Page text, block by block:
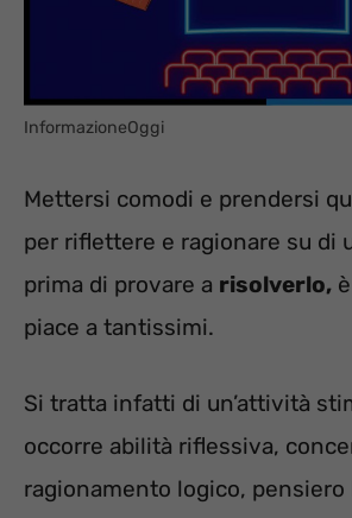
InformazioneOggi
Mettersi comodi e prendersi
per riflettere e ragionare su di
prima di provare a risolverlo,
piace a tantissimi.
Si tratta infatti di un’attività
occorre abilità riflessiva,
ragionamento logico, pensiero